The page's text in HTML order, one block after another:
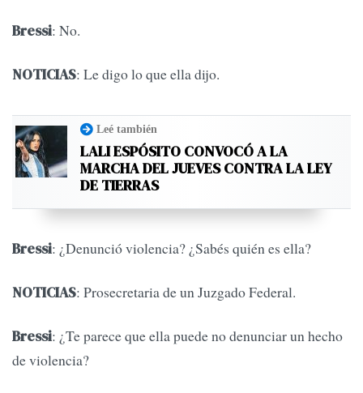
Bressi: No.
NOTICIAS: Le digo lo que ella dijo.
Leé también
LALI ESPÓSITO CONVOCÓ A LA
MARCHA DEL JUEVES CONTRA LA LEY
DE TIERRAS
Bressi: ¿Denunció violencia? ¿Sabés quién es ella?
NOTICIAS: Prosecretaria de un Juzgado Federal.
Bressi: ¿Te parece que ella puede no denunciar un hecho
de violencia?